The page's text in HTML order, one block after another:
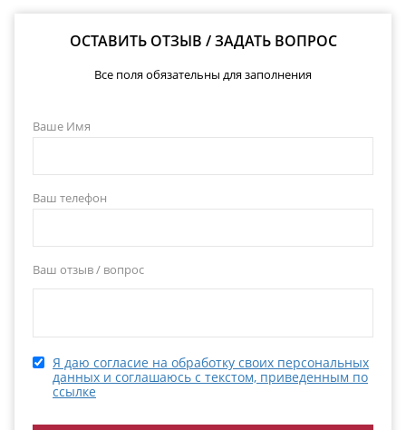
ОСТАВИТЬ ОТЗЫВ / ЗАДАТЬ ВОПРОС
Все поля обязательны для заполнения
Ваше Имя
Ваш телефон
Ваш отзыв / вопрос
Я даю согласие на обработку своих персональных
данных и соглашаюсь с текстом, приведенным по
ссылке